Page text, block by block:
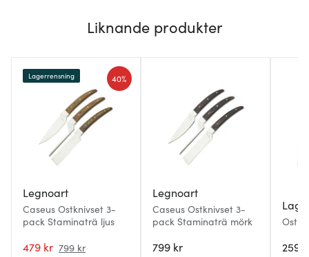
Liknande produkter
Legnoart
Caseus Ostknivset 3-
pack Staminaträ ljus
479 kr 799 kr
40%
Lagerrensning
Legnoart
Caseus Ostknivset 3-
pack Staminaträ mörk
799 kr 259